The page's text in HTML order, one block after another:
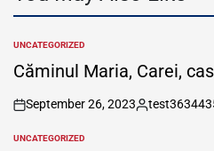
POSTED
IN
UNCATEGORIZED
Căminul Maria, Carei,
on
September 26, 2023
Posted
POSTED
UNCATEGORIZED